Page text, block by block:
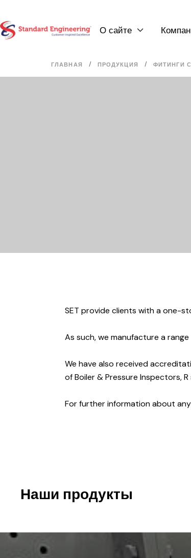
О сайте 
ГЛАВНАЯ / ПРОДУКЦИЯ / ФИТИНГИ
SET provide clients with a one-
As such, we manufacture a
We have also received
of Boiler & Pressure Inspectors,
For further information about
Наши продукты